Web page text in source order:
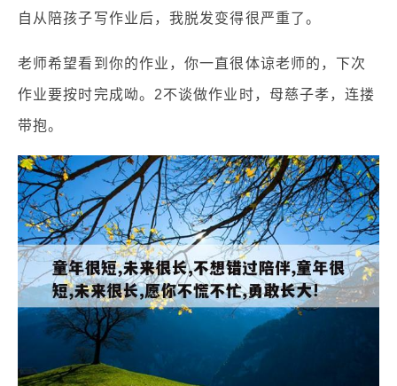
自从陪孩子写作业后，我脱发变得很严重了。
老师希望看到你的作业，你一直很体谅老师的，下次
作业要按时完成呦。2不谈做作业时，母慈子孝，连搂
带抱。